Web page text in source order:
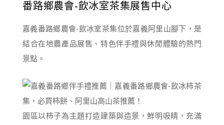
番路鄉農會-飲冰室茶集展售中心
嘉義番路鄉農會-飲冰室茶集位於嘉義阿里山腳下，是
結合在地農產品展售、特色伴手禮與休閒體驗的熱門
景點。
園區以柿子為主題打造建築與造景，鮮明吸睛，充滿